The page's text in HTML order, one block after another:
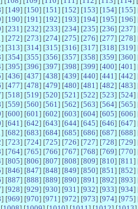
] [149] [150] [151 ] [152] [153] [154] [155]
] [190] [191 ] [192] [193] [194] [195] [196]
] [231 ] [232] [233] [234] [235] [236] [237]
] [272] [273] [274] [275] [276] [277] [278]
] [313] [314] [315] [316] [317] [318] [319]
] [354] [355] [356] [357] [358] [359] [360]
] [395] [396] [397] [398] [399] [400] [401 ]
] [436] [437] [438] [439] [440] [441 ] [442]
] [477] [478] [479] [480] [481 ] [482] [483]
] [518] [519] [520] [521 ] [522] [523] [524]
] [559] [560] [561 ] [562] [563] [564] [565]
] [600] [601 ] [602] [603] [604] [605] [606]
] [641 ] [642] [643] [644] [645] [646] [647]
] [682] [683] [684] [685] [686] [687] [688]
] [723] [724] [725] [726] [727] [728] [729]
] [764] [765] [766] [767] [768] [769] [770]
] [805] [806] [807] [808] [809] [810] [811 ]
] [846] [847] [848] [849] [850] [851 ] [852]
] [887] [888] [889] [890] [891 ] [892] [893]
] [928] [929] [930] [931 ] [932] [933] [934]
] [969] [970] [971 ] [972] [973] [974] [975]